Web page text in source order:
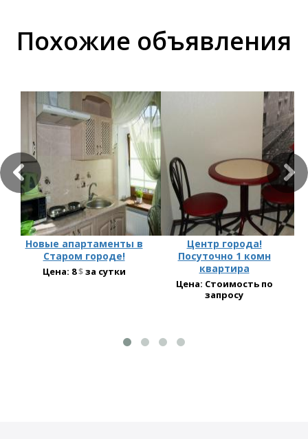
Похожие объявления
Новые апартаменты в
Старом городе!
Цена: 8$за сутки
Центр города!
Посуточно 1 комн
квартира
Цена: Стоимость по
запросу